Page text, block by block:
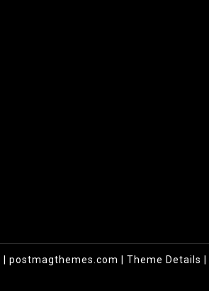
postmagthemes.com Theme Details